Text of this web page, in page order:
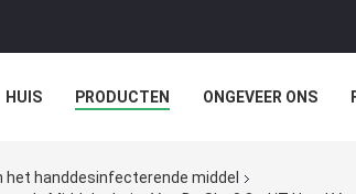
HUIS PRODUCTEN ONGEVEER ONS
het handdesinfecterende middel